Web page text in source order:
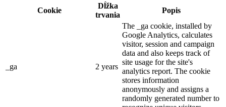
Cookie
Dĺžka
trvania
Popis
_ga 2 years
The _ga cookie, installed by
Google Analytics, calculates
visitor, session and campaign
data and also keeps track of
site usage for the site's
analytics report. The cookie
stores information
anonymously and assigns a
randomly generated number to